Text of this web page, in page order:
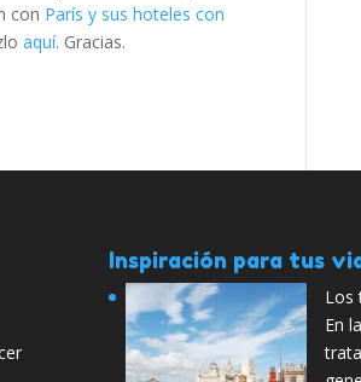
con París y sus hoteles con
aquí. Gracias.
Inspiración para tus
Los
En